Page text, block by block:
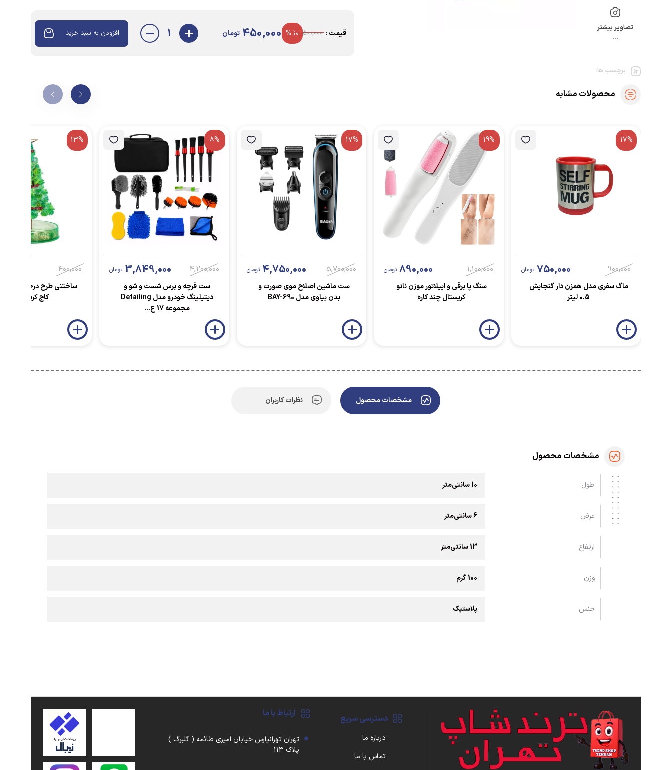
تصاویر بیشتر
…
قیمت : 500,000
10 %
450,000 تومان 1 افزودن به سبد خرید
برچسب ها:
محصولات مشابه
17%
900,000
750,000 تومان
ماگ سفری مدل همزن دار گنجایش
0.5 لیتر
19%
1,100,000
890,000 تومان
سنگ پا برقی و اپیلاتور موزن نانو
کریستال چند کاره
17%
5,700,000
4,750,000 تومان
ست ماشین اصلاح موی صورت و
بدن بیاوی مدل BAY-690
8%
4,200,000
3,849,000 تومان
ست فرچه و برس شست و شو و
دیتیلینگ خودرو مدل Detailing
مجموعه 17 ع...
13%
400,000
ساختنی طرح درخت
کاج کریسمس
مشخصات محصول نظرات کاربران
مشخصات محصول
طول 10 سانتی‌متر
عرض 6 سانتی‌متر
ارتفاع 13 سانتی‌متر
وزن 100 گرم
جنس پلاستیک
دسترسی سریع
درباره ما
تماس با ما
ارتباط با ما
تهران تهرانپارس خیابان امیری طائمه ( گلبرگ )
پلاک 113